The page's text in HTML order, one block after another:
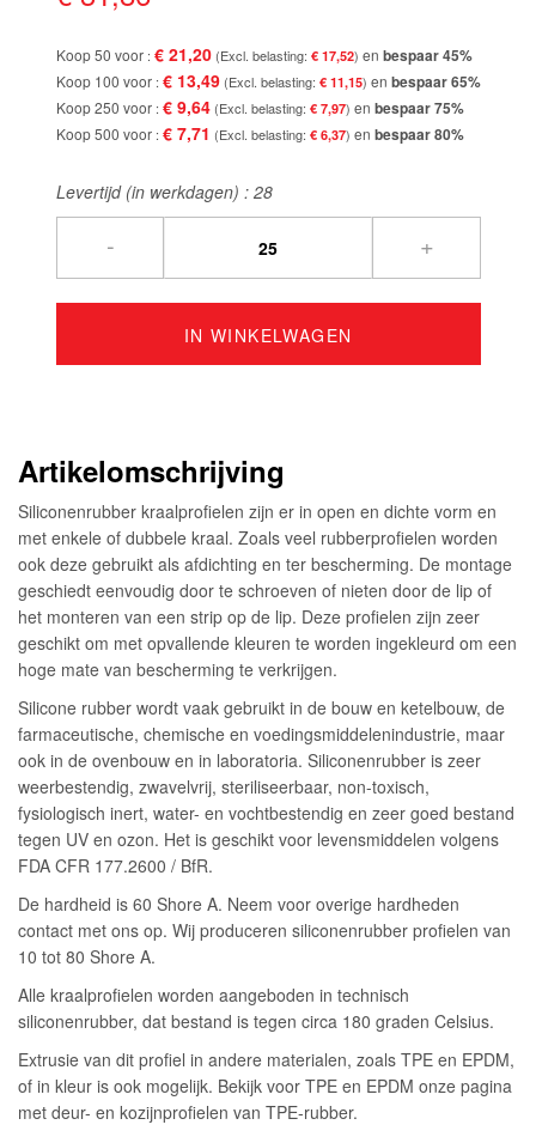
Koop 50 voor € 21,20 € 17,52 en bespaar45%
Koop 100 voor € 13,49 € 11,15 en bespaar65%
Koop 250 voor € 9,64 € 7,97 en bespaar75%
Koop 500 voor € 7,71 € 6,37 en bespaar80%
Levertijd (in werkdagen) : 28
- +
IN WINKELWAGEN
Artikelomschrijving
Siliconenrubber kraalprofielen zijn er in open en dichte vorm en
met enkele of dubbele kraal. Zoals veel rubberprofielen worden
ook deze gebruikt als afdichting en ter bescherming. De montage
geschiedt eenvoudig door te schroeven of nieten door de lip of
het monteren van een strip op de lip. Deze profielen zijn zeer
geschikt om met opvallende kleuren te worden ingekleurd om een
hoge mate van bescherming te verkrijgen.
Silicone rubber wordt vaak gebruikt in de bouw en ketelbouw, de
farmaceutische, chemische en voedingsmiddelenindustrie, maar
ook in de ovenbouw en in laboratoria. Siliconenrubber is zeer
weerbestendig, zwavelvrij, steriliseerbaar, non-toxisch,
fysiologisch inert, water- en vochtbestendig en zeer goed bestand
tegen UV en ozon. Het is geschikt voor levensmiddelen volgens
FDA CFR 177.2600 / BfR.
De hardheid is 60 Shore A. Neem voor overige hardheden
contact met ons op. Wij produceren siliconenrubber profielen van
10 tot 80 Shore A.
Alle kraalprofielen worden aangeboden in technisch
siliconenrubber, dat bestand is tegen circa 180 graden Celsius.
Extrusie van dit profiel in andere materialen, zoals TPE en EPDM,
of in kleur is ook mogelijk. Bekijk voor TPE en EPDM onze pagina
met deur- en kozijnprofielen van TPE-rubber.